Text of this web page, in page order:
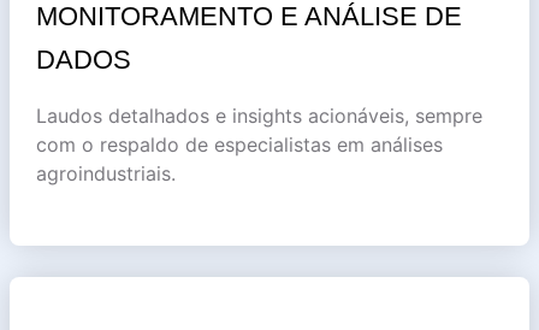
MONITORAMENTO E ANÁLISE DE
DADOS
Laudos detalhados e insights acionáveis, sempre
com o respaldo de especialistas em análises
agroindustriais.